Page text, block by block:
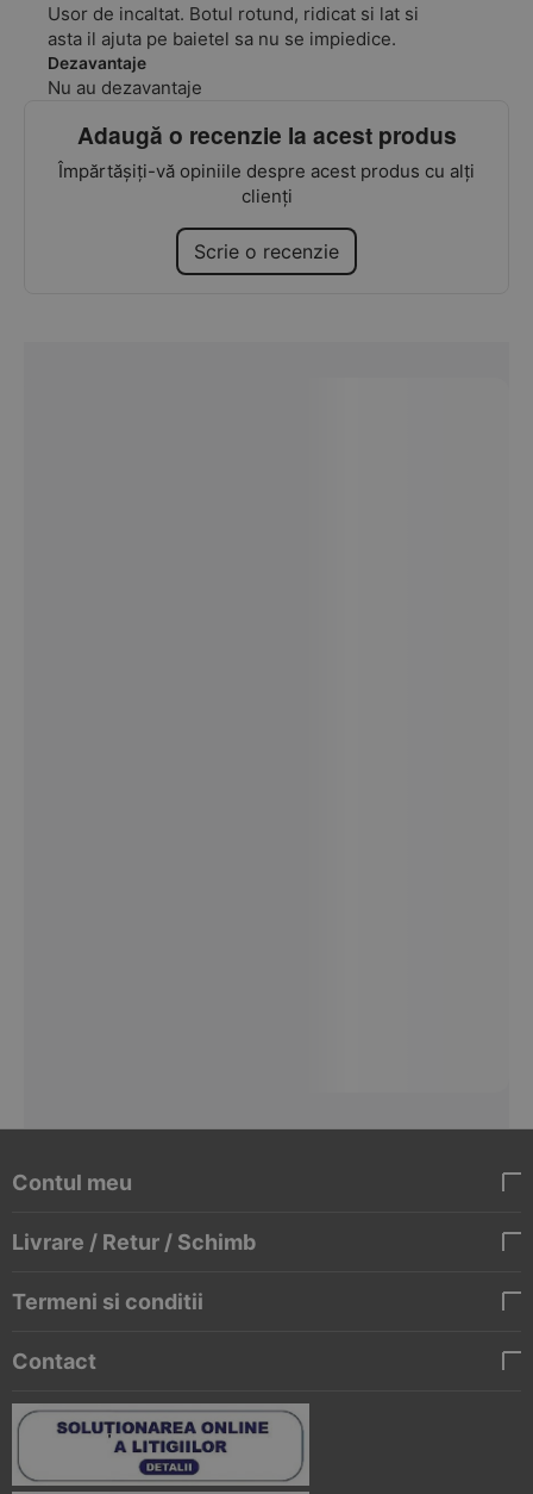
Usor de incaltat. Botul rotund, ridicat si lat si
asta il ajuta pe baietel sa nu se impiedice.
Dezavantaje
Nu au dezavantaje
Adaugă o recenzie la acest produs
Împărtășiți-vă opiniile despre acest produs cu alți
clienți
Scrie o recenzie
Contul meu
Livrare / Retur / Schimb
Termeni si conditii
Contact